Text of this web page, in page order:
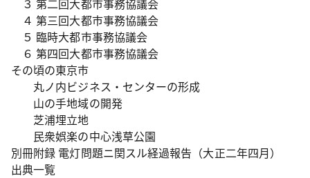
３ 第二回大都市事務協議会
４ 第三回大都市事務協議会
５ 臨時大都市事務協議会
６ 第四回大都市事務協議会
その頃の東京市
丸ノ内ビジネス・センターの形成
山の手地域の開発
芝浦埋立地
民衆娯楽の中心浅草公園
別冊附録 電灯問題ニ関スル経過報告（大正二年四月）
出典一覧